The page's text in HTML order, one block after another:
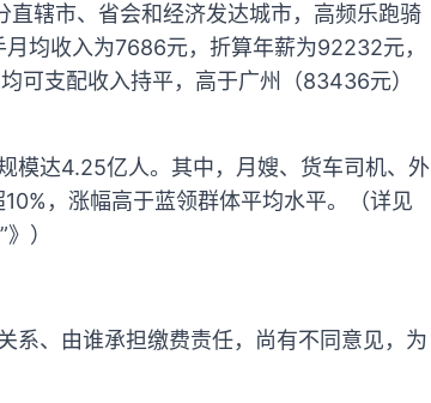
辖市、省会和经济发达城市，高频乐跑骑
均收入为7686元，折算年薪为92232元，
可支配收入持平，高于广州（83436元）
模达4.25亿人。其中，月嫂、货车司机、外
，涨幅高于蓝领群体平均水平。（详见
）
系、由谁承担缴费责任，尚有不同意见，为